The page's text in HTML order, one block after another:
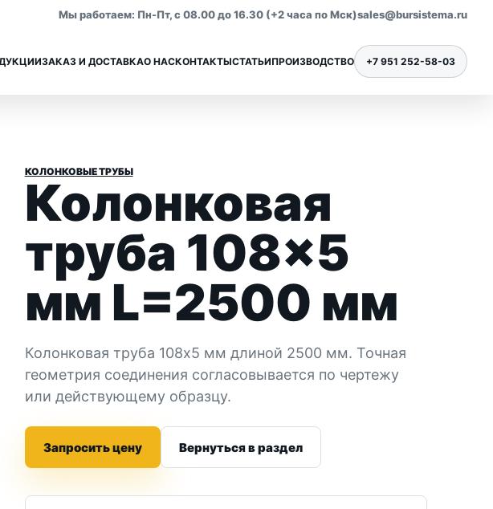
Мы работаем: Пн-Пт, с 08.00 до 16.30 (+2 часа по Мск)sales@bursistema.ru
раздела Все позиции раздела
ЗАКАЗ И ДОСТАВКАО НАСКОНТАКТЫСТАТЬИПРОИЗВОДСТВО +7 951 252-58-03
КОЛОНКОВЫЕ ТРУБЫ
Колонковая
труба 108×5
мм L=2500 мм
Колонковая труба 108x5 мм длиной 2500 мм. Точная
геометрия соединения согласовывается по чертежу
или действующему образцу.
Запросить цену Вернуться в раздел